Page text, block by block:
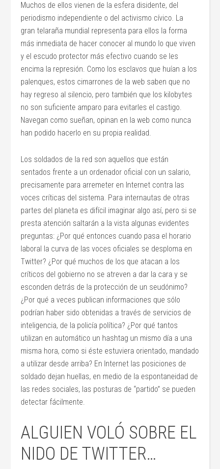
Muchos de ellos vienen de la esfera disidente, del
periodismo independiente o del activismo cívico. La
gran telaraña mundial representa para ellos la forma
más inmediata de hacer conocer al mundo lo que viven
y el escudo protector más efectivo cuando se les
encima la represión. Como los esclavos que huían a los
palenques, estos cimarrones de la web saben que no
hay regreso al silencio, pero también que los kilobytes
no son suficiente amparo para evitarles el castigo.
Navegan como sueñan, opinan en la web como nunca
han podido hacerlo en su propia realidad.
Los soldados de la red son aquellos que están
sentados frente a un ordenador oficial con un salario,
precisamente para arremeter en Internet contra las
voces críticas del sistema. Para internautas de otras
partes del planeta es difícil imaginar algo así, pero si se
presta atención saltarán a la vista algunas evidentes
preguntas: ¿Por qué entonces cuando pasa el horario
laboral la curva de las voces oficiales se desploma en
Twitter? ¿Por qué muchos de los que atacan a los
críticos del gobierno no se atreven a dar la cara y se
esconden detrás de la protección de un seudónimo?
¿Por qué a veces publican informaciones que sólo
podrían haber sido obtenidas a través de servicios de
inteligencia, de la policía política? ¿Por qué tantos
utilizan en automático un hashtag un mismo día a una
misma hora, como si éste estuviera orientado, mandado
a utilizar desde arriba? En Internet las posiciones de
soldado dejan huellas, en medio de la espontaneidad de
las redes sociales, las posturas de “partido” se pueden
detectar fácilmente.
ALGUIEN VOLÓ SOBRE EL
NIDO DE TWITTER…